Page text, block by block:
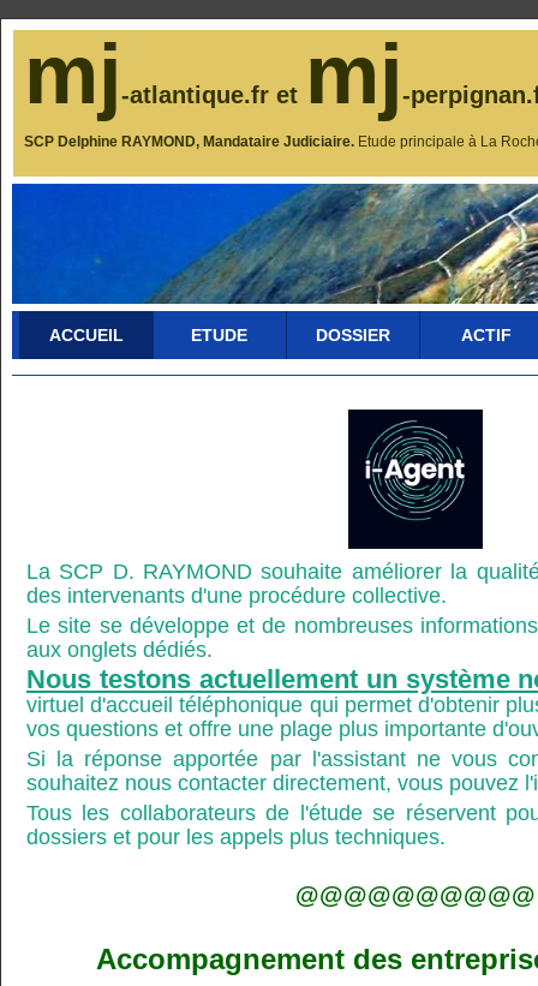
mj-atlantique.fr et mj-
SCP Delphine RAYMOND, Mandataire Judiciaire. Etude principale à La
ACCUEIL ETUDE DOSSIER ACTIF
La SCP D. RAYMOND souhaite améliorer la
des intervenants d'une procédure collective.
Le site se développe et de nombreuses
aux onglets dédiés.
Nous testons actuellement un système
virtuel d'accueil téléphonique qui permet d'obtenir
vos questions et offre une plage plus importante
Si la réponse apportée par l'assistant ne vous
souhaitez nous contacter directement, vous pouvez
Tous les collaborateurs de l'étude se réservent
dossiers et pour les appels plus techniques.
@@@@@@@@@@
Accompagnement des